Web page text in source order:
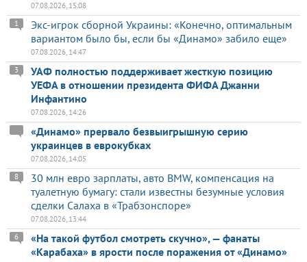
07.08.2026, 15:08
Экс-игрок сборной Украины: «Конечно, оптимальным
вариантом было бы, если бы «Динамо» забило еще»
1
07.08.2026, 14:47
УАФ полностью поддерживает жесткую позицию
УЕФА в отношении президента ФИФА Джанни
Инфантино
3
07.08.2026, 14:26
«Динамо» прервало безвыигрышную серию
украинцев в еврокубках
07.08.2026, 14:05
30 млн евро зарплаты, авто BMW, компенсация на
туалетную бумагу: стали известны безумные условия
сделки Салаха в «Трабзонспоре»
8
07.08.2026, 13:44
«На такой футбол смотреть скучно», — фанаты
«Карабаха» в ярости после поражения от «Динамо»
6